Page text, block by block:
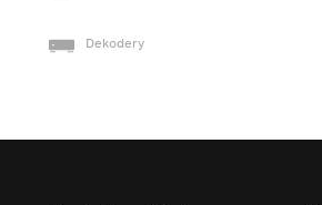
Dekodery